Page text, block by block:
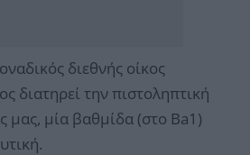
διεθνής οίκος
διατηρεί την πιστοληπτική
μας, μία βαθμίδα (στο Βa1)